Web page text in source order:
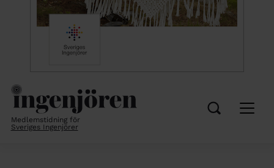
Medlemstidning för
Sveriges Ingenjörer